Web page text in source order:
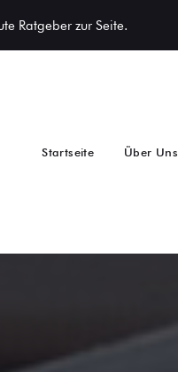
Ratgeber zur Seite.
Startseite Über Uns